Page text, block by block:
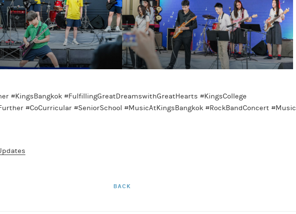
#KingsBangkok #FulfillingGreatDreamswithGreatHearts #KingsCollege
#CoCurricular #SeniorSchool #MusicAtKingsBangkok #RockBandConcert #Music
BACK